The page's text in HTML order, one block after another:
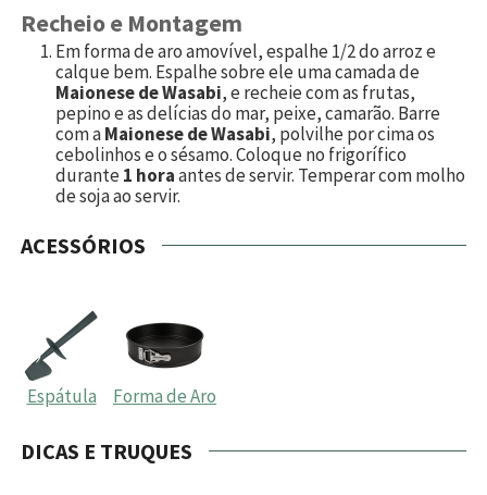
Recheio e Montagem
Em forma de aro amovível, espalhe 1/2 do arroz e
calque bem. Espalhe sobre ele uma camada de
Maionese de Wasabi, e recheie com as frutas,
pepino e as delícias do mar, peixe, camarão. Barre
com aMaionese de Wasabi, polvilhe por cima os
cebolinhos e o sésamo. Coloque no frigorífico
durante1 horaantes de servir. Temperar com molho
de soja ao servir.
ACESSÓRIOS
Espátula Forma de Aro
DICAS E TRUQUES